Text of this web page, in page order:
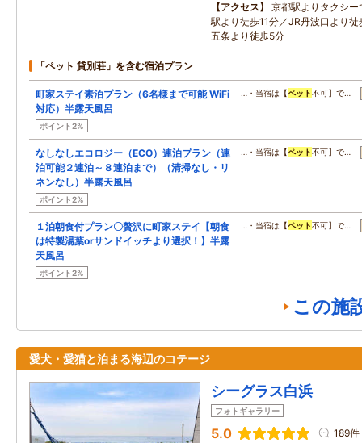
アクセス
京都駅よりタクシ
駅より徒歩11分／JR丹波口より
五条より徒歩5分
「ペット 貸別荘」を含む宿泊プラン
町家ステイ素泊プラン（6名様まで可能 WiFi
対応）半露天風呂
ポイント2%
…・当宿は【ペット不可】で…
なしなしエコロジー（ECO）連泊プラン（連
泊可能２連泊～８連泊まで）（清掃なし・リ
ネンなし）半露天風呂
ポイント2%
…・当宿は【ペット不可】で…
１泊朝食付プラン〇贅沢に町家ステイ【朝食
は特製湯葉orサンドイッチより選択！】半露
天風呂
ポイント2%
…・当宿は【ペット不可】で…
この施
愛犬・愛猫と泊まる海辺のコテージ
シーグラス白浜
フォトギャラリー
5.0 189件